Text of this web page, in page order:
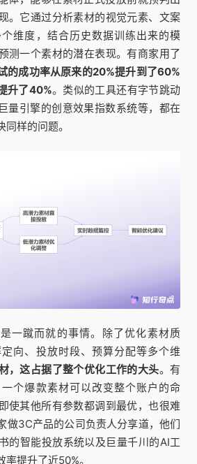
。它通过分析素材的视觉元素、文案
维度，结合历史数据训练出来的模
测一个素材的潜在表现。有商家用了
的成功率从原来的20%提升到了60%
升了40%。类似的工具还有字节跳动
量引擎的创意效果指数系统等，都在
样的问题。
一蹴而就的事情。除了优化素材质
向、投放时段、预算分配等多个维
，这占据了整个优化工作的大头。有
个爆款素材可以改变整个账户的命
使其他所有参数都调到最优，也很难
做3C产品的公司负责人分享道，他们
的智能投放系统以及巨量千川的AI工
提升了近50%。